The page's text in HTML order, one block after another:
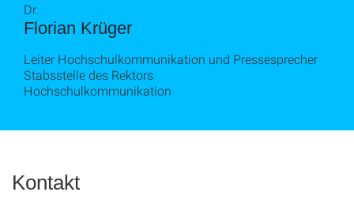
Florian Krüger
Dr.
Leiter Hochschulkommunikation und Pressesprecher
Stabsstelle des Rektors
Hochschulkommunikation
Kontakt